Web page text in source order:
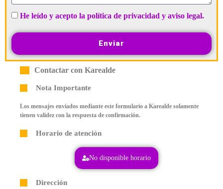
He leído y acepto la política de privacidad y aviso legal.
Enviar
Contactar con Karealde
Nota Importante
Los mensajes enviados mediante este formulario a Karealde solamente
tienen validez con la respuesta de confirmación.
Horario de atención
No disponible horario
Dirección